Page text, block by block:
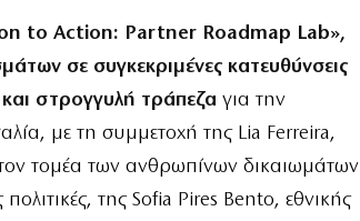
to Action: Partner Roadmap Lab»,
σε συγκεκριμένες κατευθύνσεις
στρογγυλή τράπεζα για την
με τη συμμετοχή της Lia Ferreira,
τομέα των ανθρωπίνων δικαιωμάτων
της Sofia Pires Bento, εθνικής